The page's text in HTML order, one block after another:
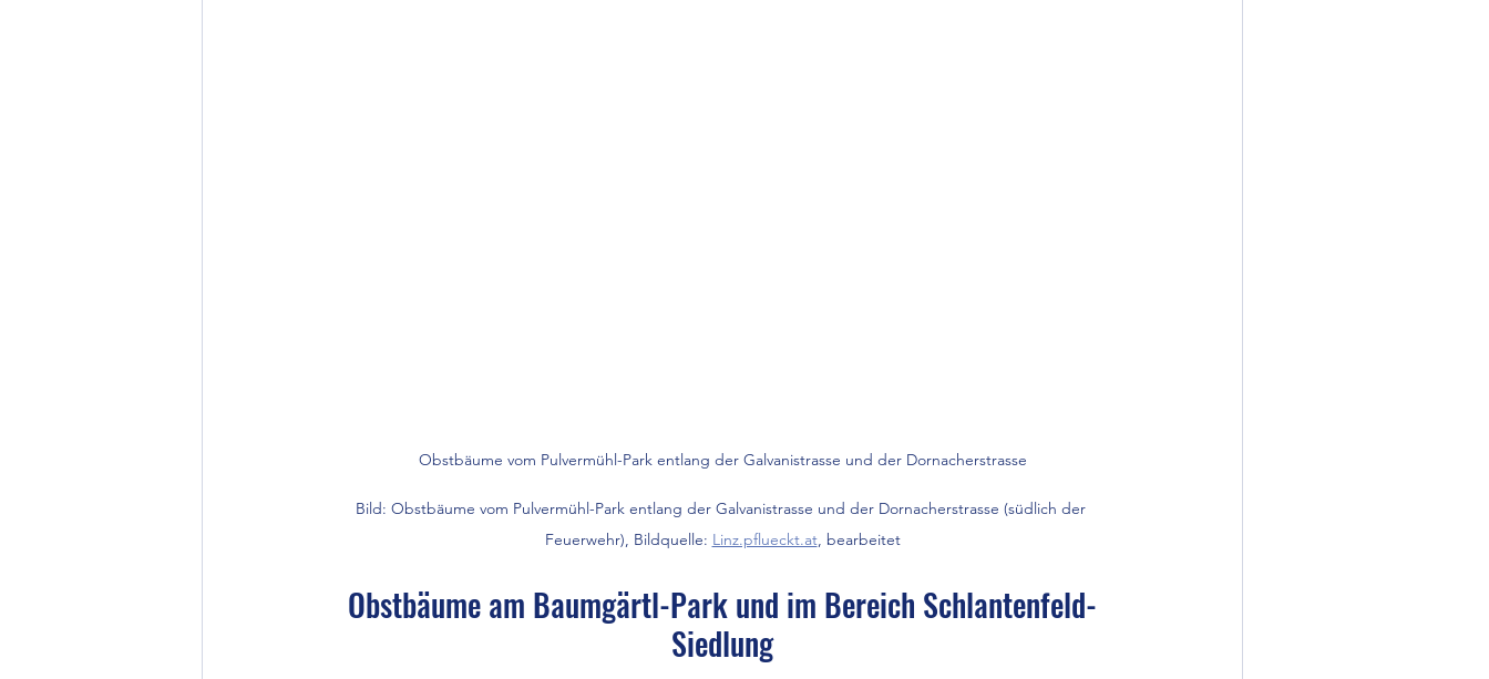
Obstbäume vom Pulvermühl-Park entlang der Galvanistrasse und der Dornacherstrasse
Bild: Obstbäume vom Pulvermühl-Park entlang der Galvanistrasse und der Dornacherstrasse (südlich der
Feuerwehr), Bildquelle: Linz.pflueckt.at, bearbeitet
Obstbäume am Baumgärtl-Park und im Bereich Schlantenfeld-
Siedlung